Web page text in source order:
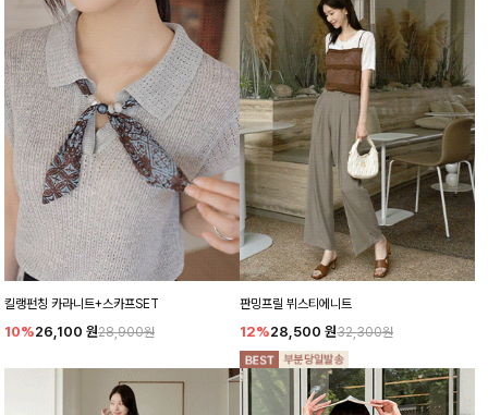
킬랭펀칭 카라니트+스카프SET
10%26,100 원28,900원
판밍프릴 뷔스티에니트
12%28,500 원32,300원